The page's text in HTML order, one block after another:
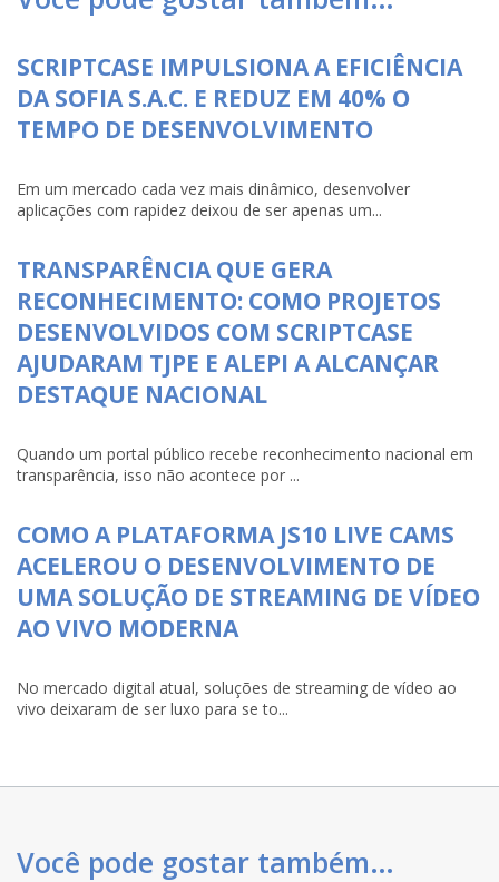
SCRIPTCASE IMPULSIONA A EFICIÊNCIA
DA SOFIA S.A.C. E REDUZ EM 40% O
TEMPO DE DESENVOLVIMENTO
Em um mercado cada vez mais dinâmico, desenvolver
aplicações com rapidez deixou de ser apenas um...
TRANSPARÊNCIA QUE GERA
RECONHECIMENTO: COMO PROJETOS
DESENVOLVIDOS COM SCRIPTCASE
AJUDARAM TJPE E ALEPI A ALCANÇAR
DESTAQUE NACIONAL
Quando um portal público recebe reconhecimento nacional em
transparência, isso não acontece por ...
COMO A PLATAFORMA JS10 LIVE CAMS
ACELEROU O DESENVOLVIMENTO DE
UMA SOLUÇÃO DE STREAMING DE VÍDEO
AO VIVO MODERNA
No mercado digital atual, soluções de streaming de vídeo ao
vivo deixaram de ser luxo para se to...
Você pode gostar também…